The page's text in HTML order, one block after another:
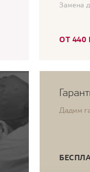
Замена
ОТ 440
Дадим